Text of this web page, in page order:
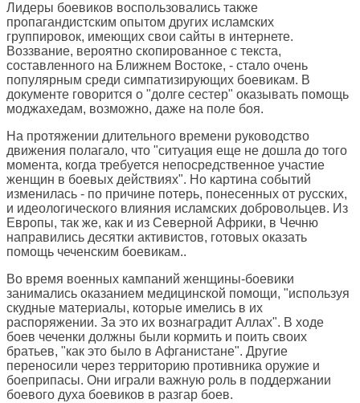
Лидеры боевиков воспользовались также
пропагандистским опытом других исламских
группировок, имеющих свои сайты в интернете.
Воззвание, вероятно скопированное с текста,
составленного на Ближнем Востоке, - стало очень
популярным среди симпатизирующих боевикам. В
документе говорится о "долге сестер" оказывать помощь
моджахедам, возможно, даже на поле боя.
На протяжении длительного времени руководство
движения полагало, что "ситуация еще не дошла до того
момента, когда требуется непосредственное участие
женщин в боевых действиях". Но картина событий
изменилась - по причине потерь, понесенных от русских,
и идеологического влияния исламских добровольцев. Из
Европы, так же, как и из Северной Африки, в Чечню
направились десятки активистов, готовых оказать
помощь чеченским боевикам..
Во время военных кампаний женщины-боевики
занимались оказанием медицинской помощи, "используя
скудные материалы, которые имелись в их
распоряжении. За это их вознаградит Аллах". В ходе
боев чеченки должны были кормить и поить своих
братьев, "как это было в Афганистане". Другие
переносили через территорию противника оружие и
боеприпасы. Они играли важную роль в поддержании
боевого духа боевиков в разгар боев.